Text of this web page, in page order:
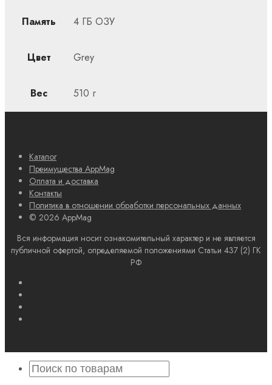
Память 4 ГБ ОЗУ
Цвет Grey
Вес 510 г
Каталог
Преимущества AppMag
Оплата и доставка
Контакты
Политика в отношении обработки персональных данных
© 2026 AppMag
Вся информация носит ознакомительный характер и не является
публичной офертой, определяемой положениями Статьи 437 (2) ГК
РФ